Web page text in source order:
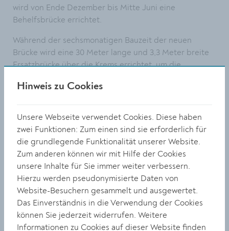
wird von Ende Dezember bis Mitte Juni eine
Behelfsbrücke errichtet.
Während der sechsmonatigen Bauzeit der neuen
Brücke wird eine 30 Meter lange und 3,3 Meter breite
Ersatzbrücke über die Krems errichtet, um die
den Schul- und Kindergartenweg, zu gewährleisten.
Verkehrssicherheit unserer Kinder und Radfahrenden
in Rehberg. Ein herzlicher Dank gebührt allen
Mitarbeitern, die sich für die Errichtung dieser
temporären Brücke eingesetzt haben sowie dem
Bundesheer mit den Melker Pionieren und dem Land
NÖ mit Ihrer tatkräftigen Unterstützung", so
Bürgermeister Reinhard Resch.
Die Stadt Krems übernimmt die Materialkosten sowie
Fahrzeugmiete und Treibstoffkosten. Die
Hinweis zu Cookies
Unsere Webseite verwendet Cookies. Diese haben
zwei Funktionen: Zum einen sind sie erforderlich für
die grundlegende Funktionalität unserer Website.
Zum anderen können wir mit Hilfe der Cookies
unsere Inhalte für Sie immer weiter verbessern.
Hierzu werden pseudonymisierte Daten von
Website-Besuchern gesammelt und ausgewertet.
Das Einverständnis in die Verwendung der Cookies
können Sie jederzeit widerrufen. Weitere
Informationen zu Cookies auf dieser Website finden